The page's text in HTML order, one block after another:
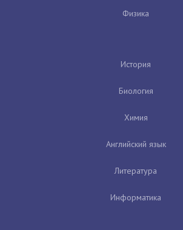
Физика
История
Биология
Химия
Английский язык
Литература
Информатика